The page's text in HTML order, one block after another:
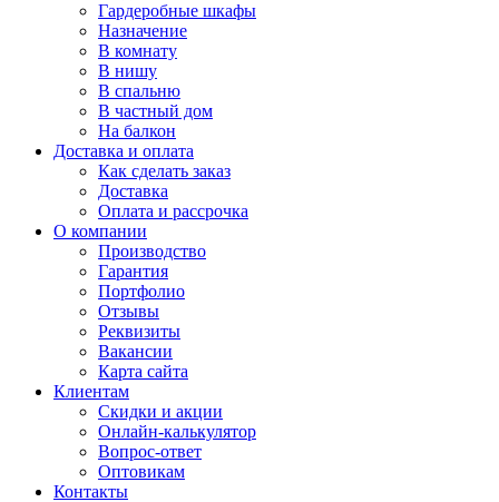
Гардеробные шкафы
Назначение
В комнату
В нишу
В спальню
В частный дом
На балкон
Доставка и оплата
Как сделать заказ
Доставка
Оплата и рассрочка
О компании
Производство
Гарантия
Портфолио
Отзывы
Реквизиты
Вакансии
Карта сайта
Клиентам
Скидки и акции
Онлайн-калькулятор
Вопрос-ответ
Оптовикам
Контакты